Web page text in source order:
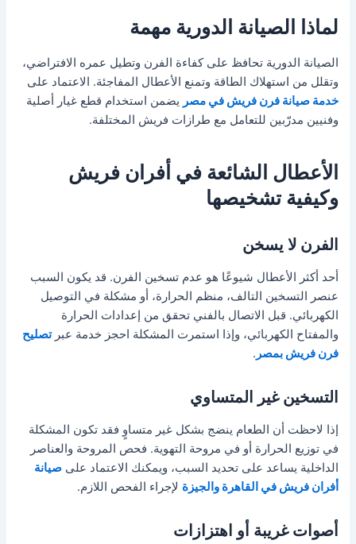
لماذا الصيانة الدورية مهمة
الصيانة الدورية تحافظ على كفاءة الفرن وتطيل عمره الافتراضي،
وتقلل من استهلاك الطاقة وتمنع الأعطال المفاجئة. الاعتماد على
خدمة صيانة فرن فريش في مصر يضمن استخدام قطع غيار أصلية
وفنيين مدرّبين للتعامل مع طرازات فريش المختلفة.
الأعطال الشائعة في أفران فريش
وكيفية تشخيصها
الفرن لا يسخن
أحد أكثر الأعطال شيوعًا هو عدم تسخين الفرن. قد يكون السبب
عنصر التسخين التالف، منظم الحرارة، أو مشكلة في التوصيل
الكهربائي. قبل الاتصال بالفني تحقق من إعدادات الحرارة
والمفتاح الكهربائي، وإذا استمرت المشكلة احجز خدمة عبرتصليح
فرن فريش بمصر .
التسخين غير المتساوي
إذا لاحظت أن الطعام ينضج بشكل غير متساوٍ فقد تكون المشكلة
في توزيع الحرارة أو في مروحة التهوية. فحص المروحة والعناصر
الداخلية يساعد على تحديد السبب، ويمكنك الاعتماد علىصيانة
أفران فريش في القاهرة والجيزة لإجراء الفحص اللازم.
أصوات غريبة أو اهتزازات